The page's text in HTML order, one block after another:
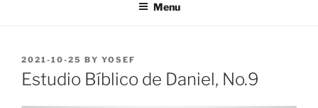
Menu
POSTED
ON
2021-10-25 BY YOSEF
Estudio Bíblico de Daniel, No.9